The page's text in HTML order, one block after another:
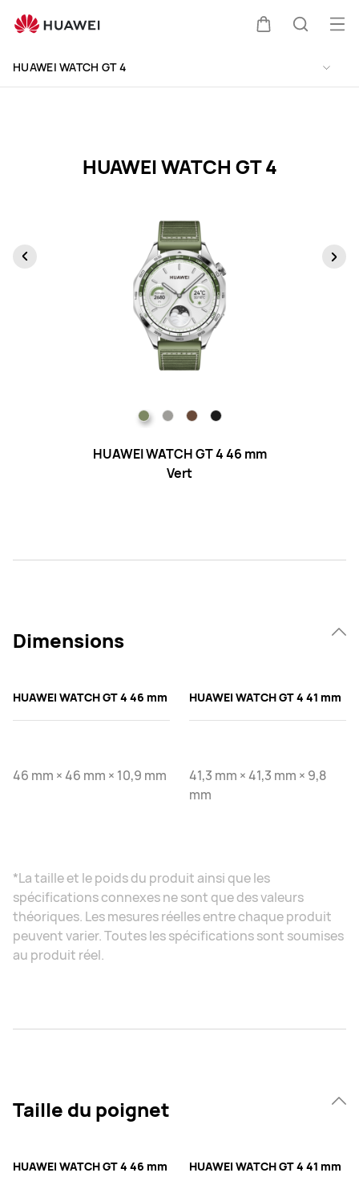
WATCH
Specification
HUAWEI WATCH GT 4
HUAWEI WATCH GT 4
HUAWEI WATCH GT 4 46 mm
Vert
Dimensions
HUAWEI WATCH GT 4 46 mm
46 mm × 46 mm × 10,9 mm
HUAWEI WATCH GT 4 41 mm
41,3 mm × 41,3 mm × 9,8
mm
*La taille et le poids du produit ainsi que les
spécifications connexes ne sont que des valeurs
théoriques. Les mesures réelles entre chaque produit
peuvent varier. Toutes les spécifications sont soumises
au produit réel.
Taille du poignet
HUAWEI WATCH GT 4 46 mm HUAWEI WATCH GT 4 41 mm